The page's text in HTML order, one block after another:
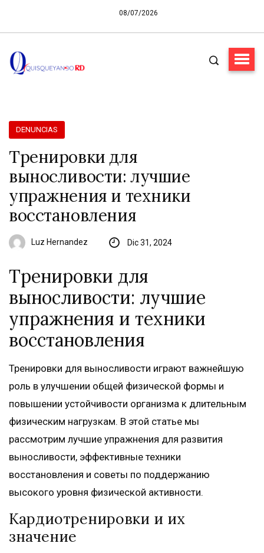
08/07/2026
DENUNCIAS
Тренировки для
выносливости: лучшие
упражнения и техники
восстановления
Luz Hernandez Dic 31, 2024
Тренировки для
выносливости: лучшие
упражнения и техники
восстановления
Тренировки для выносливости играют важнейшую
роль в улучшении общей физической формы и
повышении устойчивости организма к длительным
физическим нагрузкам. В этой статье мы
рассмотрим лучшие упражнения для развития
выносливости, эффективные техники
восстановления и советы по поддержанию
высокого уровня физической активности.
Кардиотренировки и их
значение